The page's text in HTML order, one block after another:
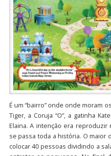
É um “bairro” onde onde moram
Tiger, a Coruja “O”, a gatinha
Elaina. A intenção era
se passa toda a história. O maior
colocar 40 pessoas dividindo a